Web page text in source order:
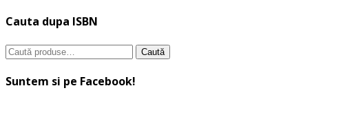
Cauta dupa ISBN
Caută
Caută
Suntem si pe Facebook!